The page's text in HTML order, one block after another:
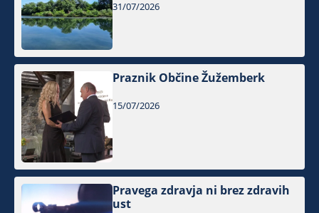
31/07/2026
Praznik Občine Žužemberk
15/07/2026
Pravega zdravja ni brez zdravih
ust